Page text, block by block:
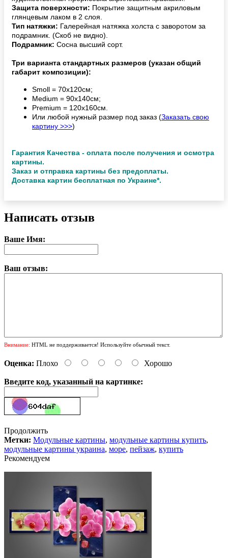
Защита поверхности: Покрытие защитным акриловым
глянцевым лаком в 2 слоя.
Тип натяжки: Галерейная натяжка холста с заворотом за
подрамник. (Скоб не видно).
Подрамник: Сосна высший сорт.
Три варианта стандартных размеров (указан общий
габарит композиции):
Smoll = 70х120см;
Medium = 90х140см;
Premium = 120х160см.
Или любой нужный размер под заказ (Заказать свою
картину >>>)
Гарантия Качества - оплата после получения и осмотра
картины.
Заказ и отправка картины без предоплаты.
Доставка картин бесплатная по Украине*.
Написать отзыв
Ваше Имя:
Ваш отзыв:
Внимание: HTML не поддерживается! Используйте обычный текст.
Оценка: Плохо Хорошо
Введите код, указанный на картинке:
Продолжить
Метки: Модульные картины, модульные картины купить,
модульные картины украина, море, пейзаж, купить
Рекомендуем